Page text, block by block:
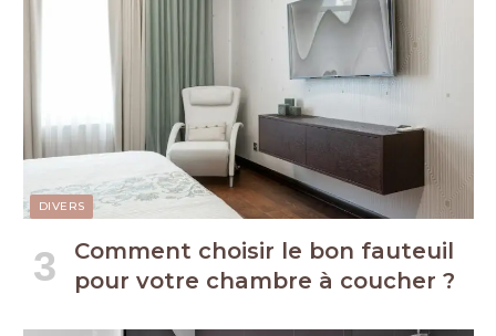
DIVERS
Comment choisir le bon fauteuil
pour votre chambre à coucher ?